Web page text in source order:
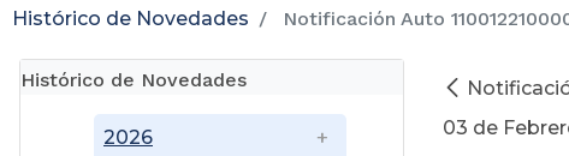
Histórico de Novedades Notificación Auto
Histórico de Novedades
2026
03 de